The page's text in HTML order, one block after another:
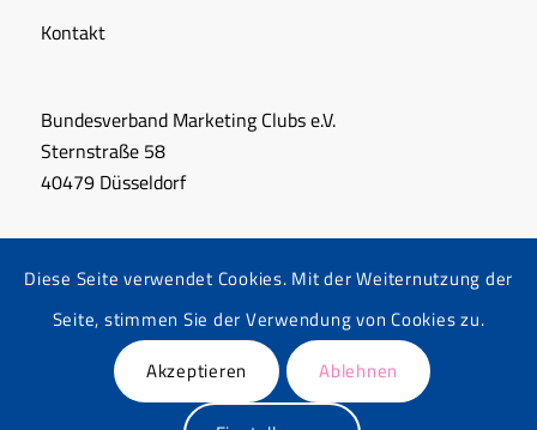
Kontakt
Bundesverband Marketing Clubs e.V.
Sternstraße 58
40479 Düsseldorf
+49 211 864 06 15
© Deutscher Marketing Tag
Diese Seite verwendet Cookies. Mit der Weiternutzung der
Seite, stimmen Sie der Verwendung von Cookies zu.
Akzeptieren
Ablehnen